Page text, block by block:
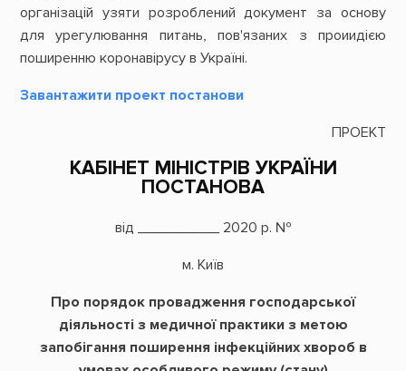
організацій узяти розроблений документ за основу
для урегулювання питань, пов'язаних з проиидією
поширенню коронавірусу в Україні.
Завантажити проект постанови
ПРОЕКТ
КАБІНЕТ МІНІСТРІВ УКРАЇНИ
ПОСТАНОВА
від __________ 2020 р. №
м. Київ
Про порядок провадження господарської
діяльності з медичної практики з метою
запобігання поширення інфекційних хвороб в